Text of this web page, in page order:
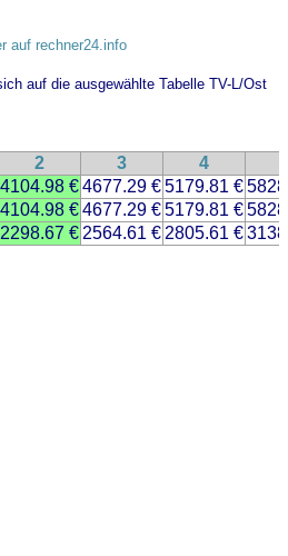
auf rechner24.info
auf die ausgewählte Tabelle TV-L/Ost
2 3 4
4104.98 €4677.29 €5179.81 €
4104.98 €4677.29 €5179.81 €
2298.67 € 2564.61 € 2805.61 €